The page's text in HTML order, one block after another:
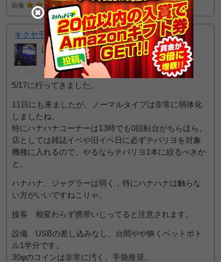
設備
5 25pt GET!
キクヤ千葉店
ぱおぱお
2022年05月22日 10:49 AM
5/17に行ってきました。
11日にも来ましたが、ノーマルタイプは非常に弱体化
しましたね。
特にハナハナコーナーは13時でも0回転台がちらほら。
店としては雑誌イベや旧イベ日に必ずチバリヨを対象
機種に入れるので、やるならチバリヨ1本に絞るべきか
と。
ハナハナ、ジャグラーは弱く，特にハナハナは触らな
い方がいいですねこりゃ。
接客 相変わらず携帯いじってると注意されます。
設備 USBの差し込みなし、台間やや狭くペットボト
ル1半分です。
30φのコインは非常に汚く、手袋推奨。